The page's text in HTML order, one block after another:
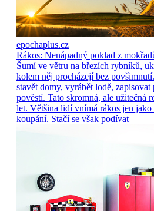
epochaplus.cz
Rákos: Nenápadný poklad z
Šumí ve větru na březích rybníků,
kolem něj procházejí bez
stavět domy, vyrábět lodě,
pověstí. Tato skromná, ale užitečná
let. Většina lidí vnímá rákos jen
koupání. Stačí se však podívat